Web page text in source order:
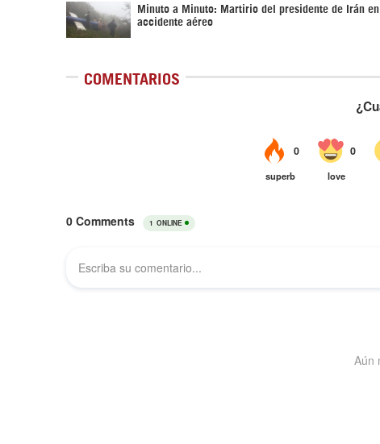
Minuto a Minuto: Martirio del presidente de Irán en
accidente aéreo
COMENTARIOS